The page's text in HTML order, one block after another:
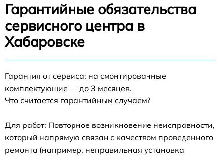
Гарантийные обязательства
сервисного центра в
Хабаровске
Гарантия от сервиса: на смонтированные
комплектующие — до 3 месяцев.
Что считается гарантийным случаем?
Для работ: Повторное возникновение неисправности,
который напрямую связан с качеством проведенного
ремонта (например, неправильная установка